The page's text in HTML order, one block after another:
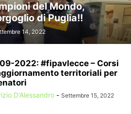
del Mondo,
di Puglia!!
14, 2022
2022: #fipavlecce – Corsi
territoriali per
D'Alessandro - Settembre 15, 2022